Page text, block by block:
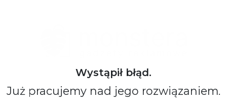
Wystąpił błąd.
Już pracujemy nad jego rozwiązaniem.